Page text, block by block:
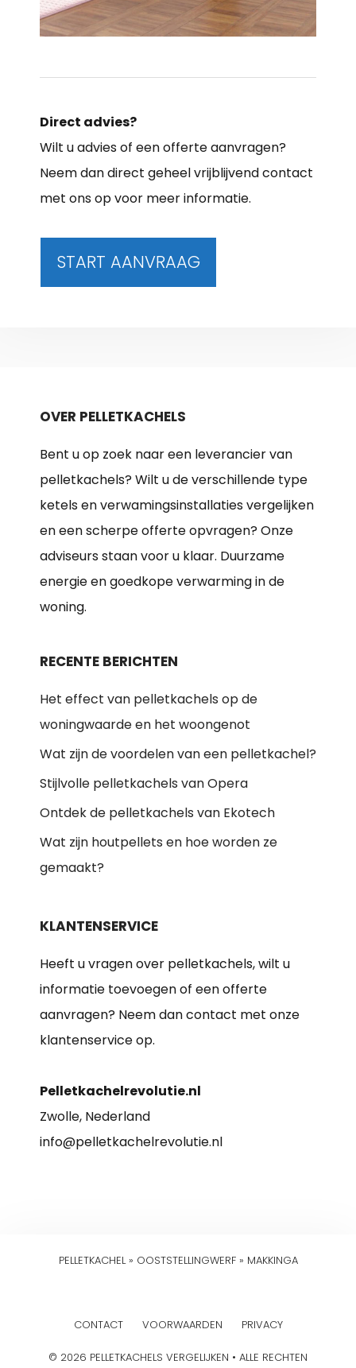
Direct advies?
Wilt u advies of een offerte aanvragen?
Neem dan direct geheel vrijblijvend contact
met ons op voor meer informatie.
START AANVRAAG
OVER PELLETKACHELS
Bent u op zoek naar een leverancier van
pelletkachels? Wilt u de verschillende type
ketels en verwamingsinstallaties vergelijken
en een scherpe offerte opvragen? Onze
adviseurs staan voor u klaar. Duurzame
energie en goedkope verwarming in de
woning.
RECENTE BERICHTEN
Het effect van pelletkachels op de
woningwaarde en het woongenot
Wat zijn de voordelen van een pelletkachel?
Stijlvolle pelletkachels van Opera
Ontdek de pelletkachels van Ekotech
Wat zijn houtpellets en hoe worden ze
gemaakt?
KLANTENSERVICE
Heeft u vragen over pelletkachels, wilt u
informatie toevoegen of een offerte
aanvragen? Neem dan contact met onze
klantenservice op.
Pelletkachelrevolutie.nl
Zwolle, Nederland
info@pelletkachelrevolutie.nl
PELLETKACHEL» OOSTSTELLINGWERF» MAKKINGA
CONTACT VOORWAARDEN PRIVACY
© 2026 PELLETKACHELS VERGELIJKEN • ALLE RECHTEN